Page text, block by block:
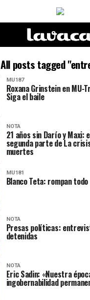
All posts tagged
MU187
Roxana Grinstein en MU-
Siga el baile
NOTA
21 años sin Darío y Maxi:
segunda parte de La
muertes
MU181
Blanco Teta: rompan todo
NOTA
Presas políticas:
detenidas
NOTA
Eric Sadin: «Nuestra
ingobernabilidad